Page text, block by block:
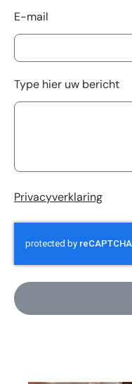
E-mail
Type hier uw bericht
Privacyverklaring